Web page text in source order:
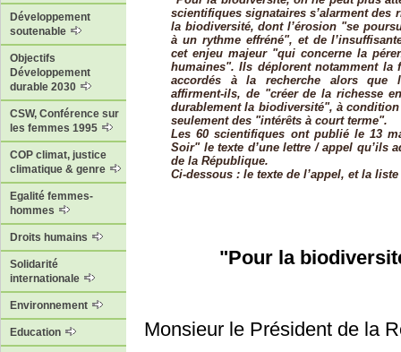
Développement
soutenable
Objectifs
Développement
durable 2030
CSW, Conférence sur
les femmes 1995
COP climat, justice
climatique & genre
Egalité femmes-
hommes
Droits humains
Solidarité
internationale
Environnement
Education
scientifiques signataires s’alarment des
la biodiversité, dont l’érosion "se
à un rythme effréné", et de
cet enjeu majeur "qui concerne la
humaines". Ils déplorent notamment la
accordés à la recherche alors que
affirment-ils, de "créer de la richesse
durablement la biodiversité", à
seulement des "intérêts à court terme".
Les 60 scientifiques ont publié le 13
Soir" le texte d’une lettre / appel qu’ils
de la République.
Ci-dessous : le texte de l’appel, et la
"Pour la
Monsieur le Président de la